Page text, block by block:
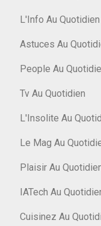
L'Info Au Quotidien
Astuces Au
People Au
Tv Au Quotidien
L'Insolite Au
Le Mag Au
Plaisir Au
IATech Au
Cuisinez Au